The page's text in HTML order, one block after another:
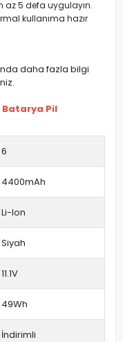
az 5 defa uygulayın.
kullanıma hazır
daha fazla bilgi
Batarya Pil
6
4400mAh
Li-Ion
Siyah
11.1V
49Wh
İndirimli